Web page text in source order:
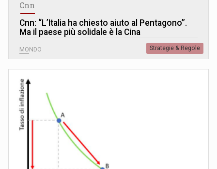
Cnn
Cnn: “L’Italia ha chiesto aiuto al Pentagono”.
Ma il paese più solidale è la Cina
MONDO Strategie & Regole